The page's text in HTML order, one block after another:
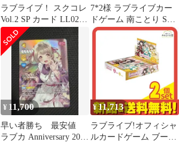
ラブライブ！ スクコレ
Vol.2 SP カード LL02-
078SP 南ことり
7*2様 ラブライブカー
ドゲーム 南ことり SEC
シークレット ラブカ
¥ 11,700
早い者勝ち 最安値
ラブカ Anniversary 2026
¥11,713
ラブライブ!オフィシャ
ルカードゲーム ブース